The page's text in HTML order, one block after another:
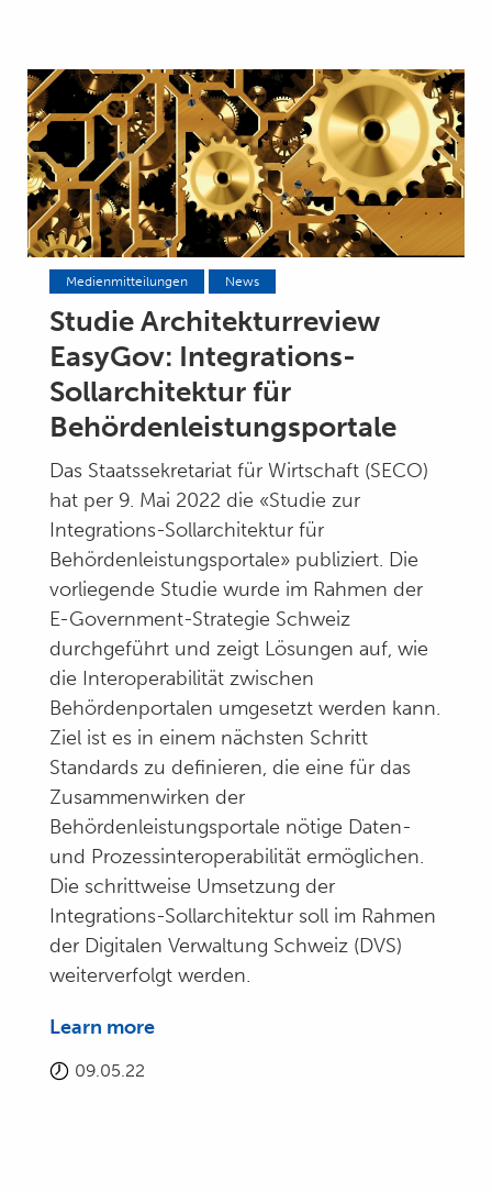
Medienmitteilungen News
Studie Architekturreview
EasyGov: Integrations-
Sollarchitektur für
Behördenleistungsportale
Das Staatssekretariat für Wirtschaft (SECO)
hat per 9. Mai 2022 die «Studie zur
Integrations-Sollarchitektur für
Behördenleistungsportale» publiziert. Die
vorliegende Studie wurde im Rahmen der
E-Government-Strategie Schweiz
durchgeführt und zeigt Lösungen auf, wie
die Interoperabilität zwischen
Behördenportalen umgesetzt werden kann.
Ziel ist es in einem nächsten Schritt
Standards zu definieren, die eine für das
Zusammenwirken der
Behördenleistungsportale nötige Daten-
und Prozessinteroperabilität ermöglichen.
Die schrittweise Umsetzung der
Integrations-Sollarchitektur soll im Rahmen
der Digitalen Verwaltung Schweiz (DVS)
weiterverfolgt werden.
Learn more
09.05.22